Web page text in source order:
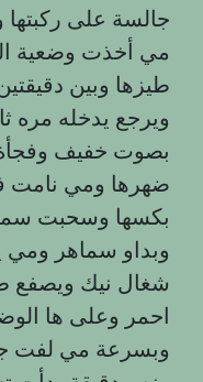
جالسة على
مي أخذت وضعية
طيزها وبين
ويرجع يدخله مره
بصوت خفيف
ضهرها ومي نامت
بكسها وسحبت
وبداو سماهر
شغال نيك ويصفع
احمر وعلى ها
وبسرعة مي لفت